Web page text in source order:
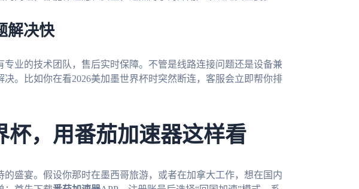
解决快
专业的技术团队，售后实时保障。不管是线路连接问题还是设备兼
。比如你在看2026美加墨世界杯时突然断连，客服会立即帮你排
杯，用番茄加速器这样看
的盛宴。假设你那时在墨西哥旅游，或者在加拿大工作，想在国内